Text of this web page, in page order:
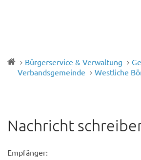
Bürgerservice & Verwaltung
Verbandsgemeinde
Westliche
Nachricht
Empfänger: